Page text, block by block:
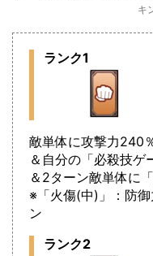
キ
ランク1
敵単体に攻撃力240
＆自分の「必殺技ゲ
＆2ターン敵単体に
※「火傷(中)」：防
ン
ランク2